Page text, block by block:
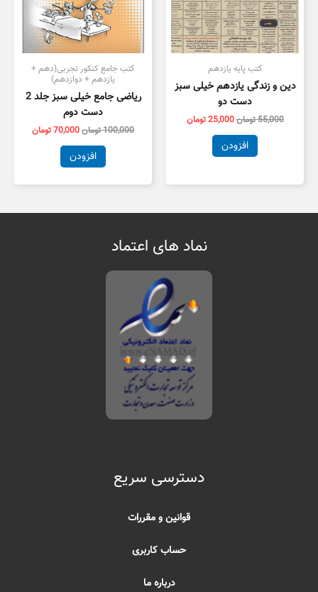
کتب پایه یازدهم
دین و زندگی یازدهم خیلی سبز
دست دو
55,000تومان25,000تومان
افزودن
کتب جامع کنکور تجربی(دهم +
یازدهم + دوازدهم)
ریاضی جامع خیلی سبز جلد 2
دست دوم
100,000تومان70,000تومان
افزودن
نماد های اعتماد
دسترسی سریع
قوانین و مقررات
حساب کاربری
درباره ما